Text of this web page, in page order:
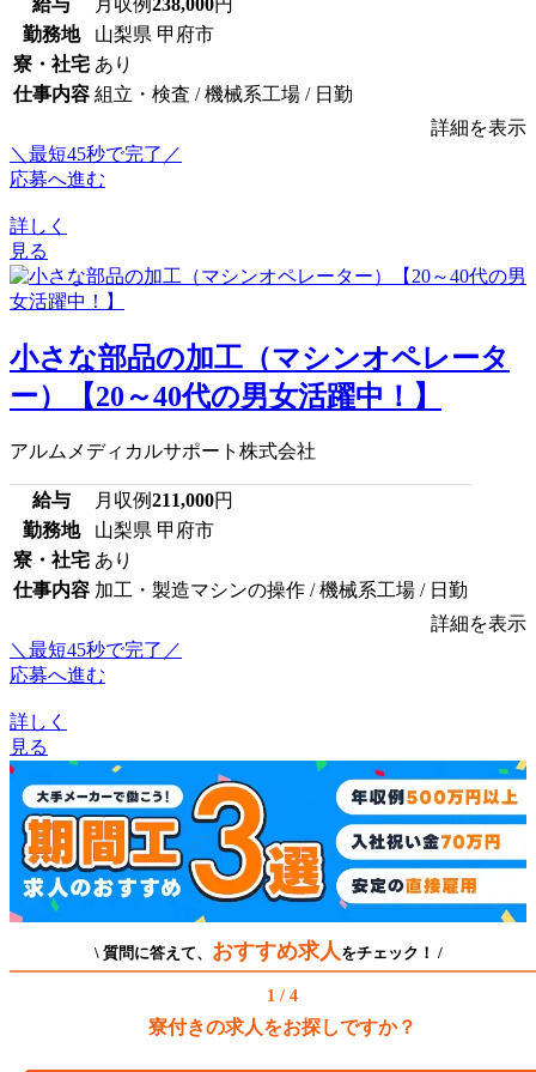
勤務地
山梨県 甲府市
寮・社宅 あり
仕事内容 組立・検査 / 機械系工場 / 日勤
詳細を表示
＼最短45秒で完了／
応募へ進む
詳しく
見る
小さな部品の加工（マシンオペレータ
ー）【20～40代の男女活躍中！】
アルムメディカルサポート株式会社
給与 月収例211,000円
勤務地
山梨県 甲府市
寮・社宅 あり
仕事内容 加工・製造マシンの操作 / 機械系工場 / 日勤
詳細を表示
＼最短45秒で完了／
応募へ進む
詳しく
見る
\ 質問に答えて、 おすすめ求人 をチェック！ /
1 / 4
寮付きの求人をお探しですか？